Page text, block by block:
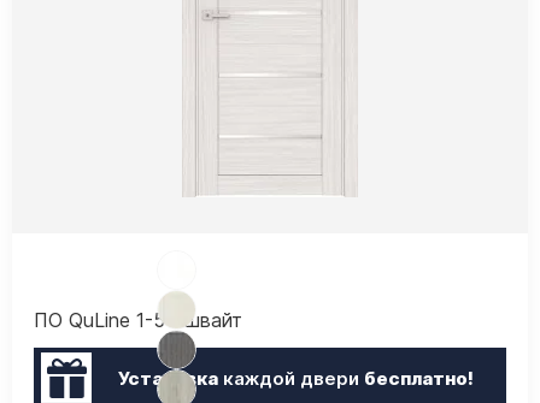
ПО QuLine 1-5 Эшвайт
Установкакаждой двери бесплатно!